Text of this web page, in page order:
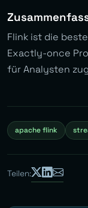
Flink ist die
Exactly-once
für Analysten
apache flink
Teilen: